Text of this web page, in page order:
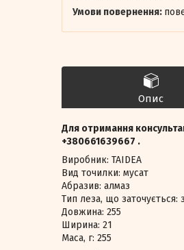
Опис
Для отримання
+380661639667 .
Виробник: TAIDEA
Вид точилки: мусат
Абразив: алмаз
Тип леза, що заточується:
Довжина: 255
Ширина: 21
Маса, г: 255